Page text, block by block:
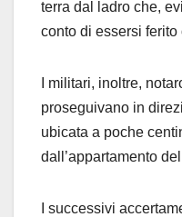
terra dal ladro che,
conto di essersi ferito
I militari, inoltre,
proseguivano in
ubicata a poche
dall’appartamento
I successivi